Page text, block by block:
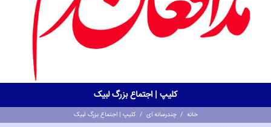
کلیپ | اجتماع بزرگ لبیک
خانه / چندرسانه ای / کلیپ | اجتماع بزرگ لبیک